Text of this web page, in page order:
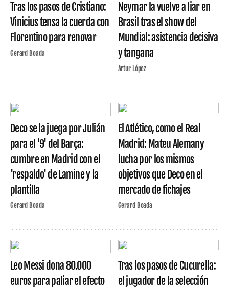
Tras los pasos de Cristiano:
Vinicius tensa la cuerda con
Florentino para renovar
Gerard Boada
Neymar la vuelve a liar en
Brasil tras el show del
Mundial: asistencia decisiva
y tangana
Artur López
Deco se la juega por Julián
para el '9' del Barça:
cumbre en Madrid con el
'respaldo' de Lamine y la
plantilla
Gerard Boada
El Atlético, como el Real
Madrid: Mateu Alemany
lucha por los mismos
objetivos que Deco en el
mercado de fichajes
Gerard Boada
Leo Messi dona 80.000
euros para paliar el efecto
Tras los pasos de Cucurella:
el jugador de la selección